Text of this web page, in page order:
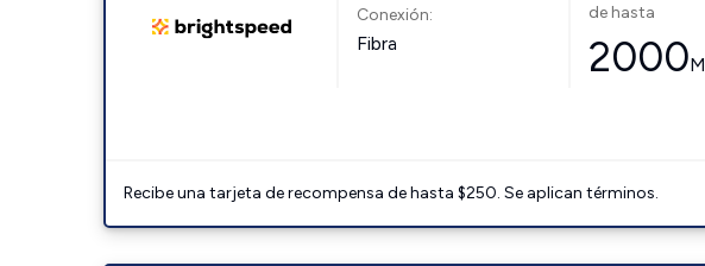
Conexión:
Fibra
de hasta
2000
Recibe una tarjeta de recompensa de hasta $250. Se aplican términos.